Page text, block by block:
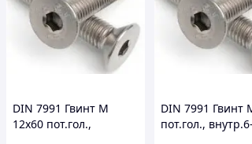
DIN 7991 Гвинт М
12х60 пот.гол.,
DIN 7991 Гвинт
пот.гол.,